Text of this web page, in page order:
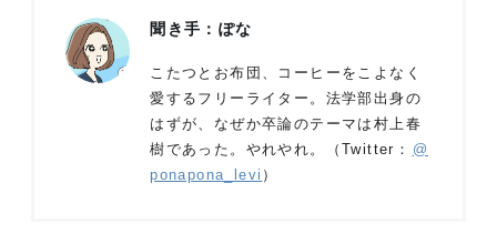
聞き手：ぽな
こたつとお布団、コーヒーをこよなく
愛するフリーライター。法学部出身の
はずが、なぜか卒論のテーマは村上春
樹であった。やれやれ。（Twitter： @
ponapona_levi ）